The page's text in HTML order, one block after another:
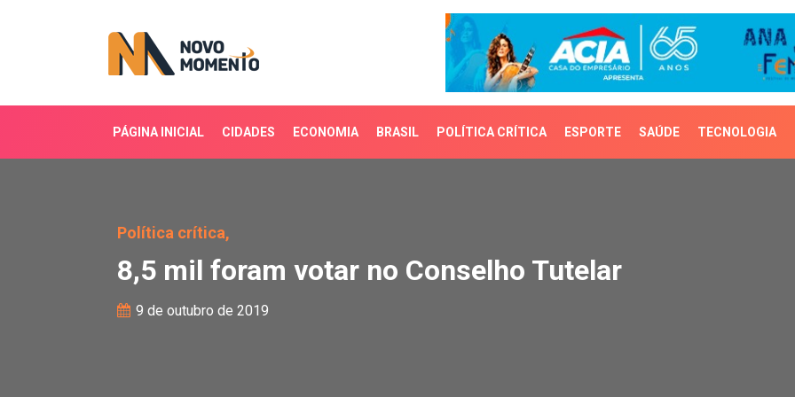
PÁGINA INICIAL CIDADES ECONOMIA BRASIL POLÍTICA CRÍTICA ESPORTE SAÚDE TECNOLOGIA
Política crítica,
8,5 mil foram votar no Conselho Tutelar
9 de outubro de 2019